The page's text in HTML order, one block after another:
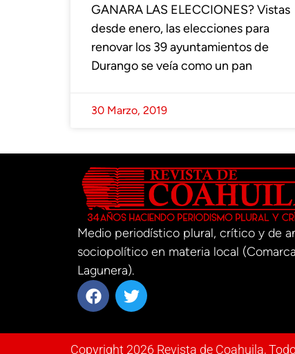
GANARA LAS ELECCIONES? Vistas
desde enero, las elecciones para
renovar los 39 ayuntamientos de
Durango se veía como un pan
30 Marzo, 2019
Medio periodístico plural, crítico y de
sociopolítico en materia local (Comarca
Lagunera).
Copyright 2026 Revista de Coahuila,